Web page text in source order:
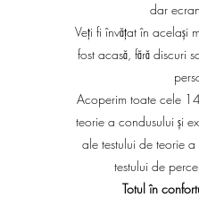
dar
Veți fi învățat în același
fost acasă, fără discuri
Acoperim toate cele
teorie a condusului și
ale testului de teorie
testului de
Totul în